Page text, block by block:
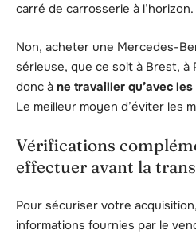
carré de carrosserie à l’horizon.
Non, acheter une Mercedes-
sérieuse, que ce soit à Brest, à
donc à ne travailler qu’avec
Le meilleur moyen d’éviter les
Vérifications
effectuer avant la
Pour sécuriser votre
informations fournies par le